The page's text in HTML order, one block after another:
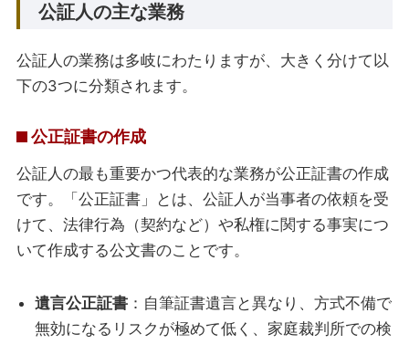
公証人の主な業務
公証人の業務は多岐にわたりますが、大きく分けて以
下の3つに分類されます。
公正証書の作成
公証人の最も重要かつ代表的な業務が公正証書の作成
です。「公正証書」とは、公証人が当事者の依頼を受
けて、法律行為（契約など）や私権に関する事実につ
いて作成する公文書のことです。
遺言公正証書 ：自筆証書遺言と異なり、方式不備で
無効になるリスクが極めて低く、家庭裁判所での検